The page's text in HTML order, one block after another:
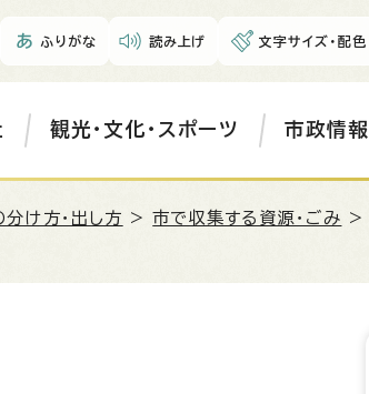
ふりがな 読み上げ 文字サイズ・配色
観光・文化・スポーツ 市政情報
け方・出し方 >市で収集する資源・ごみ >